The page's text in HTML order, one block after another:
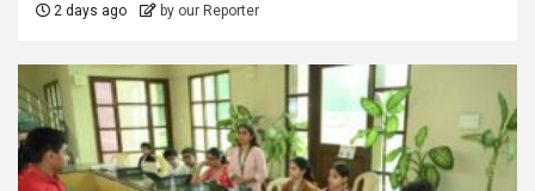
2 days ago by our Reporter